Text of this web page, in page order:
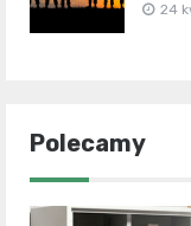
24
Polecamy